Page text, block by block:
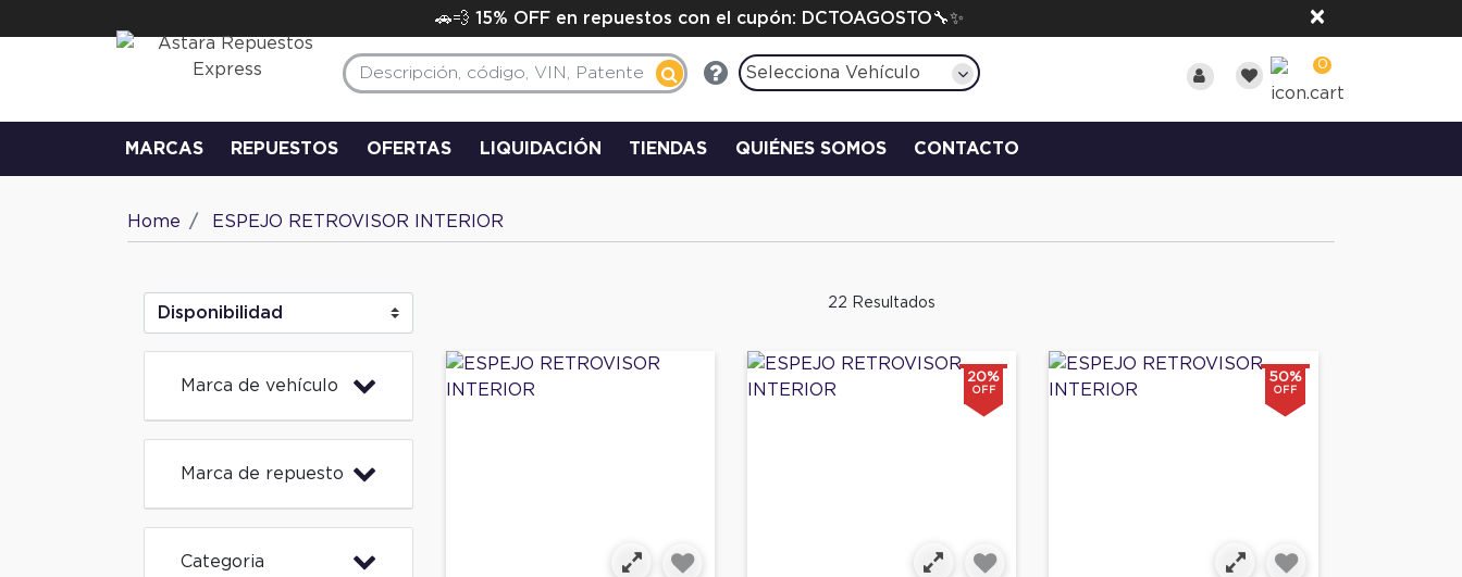
🚗💨 15% OFF en repuestos con el cupón: DCTOAGOSTO🔧✨ ×
Selecciona Vehículo 0
MARCAS REPUESTOS OFERTAS LIQUIDACIÓN TIENDAS QUIÉNES SOMOS CONTACTO
Home ESPEJO RETROVISOR INTERIOR
22 Resultados
Marca de vehículo
Marca de repuesto
Categoria
20%
OFF
50%
OFF